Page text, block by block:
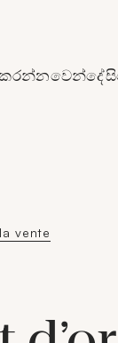
කරන්න
vente